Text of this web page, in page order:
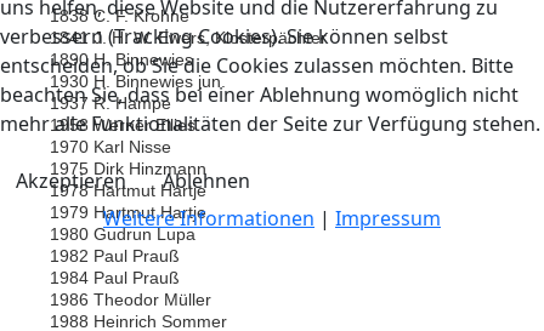
1838 C. F. Krohne
1841 J. H. W. Ewers, Klosterpächter
1890 H. Binnewies
1930 H. Binnewies jun.
1937 R. Hampe
1958 Werner Ellies
1970 Karl Nisse
1975 Dirk Hinzmann
1978 Hartmut Hartje
1979 Hartmut Hartje
1980 Gudrun Lupa
1982 Paul Prauß
1984 Paul Prauß
1986 Theodor Müller
1988 Heinrich Sommer
uns helfen, diese Website und die Nutzererfahrung zu
verbessern (Tracking Cookies). Sie können selbst
entscheiden, ob Sie die Cookies zulassen möchten. Bitte
beachten Sie, dass bei einer Ablehnung womöglich nicht
mehr alle Funktionalitäten der Seite zur Verfügung stehen.
Akzeptieren
Ablehnen
Weitere Informationen | Impressum